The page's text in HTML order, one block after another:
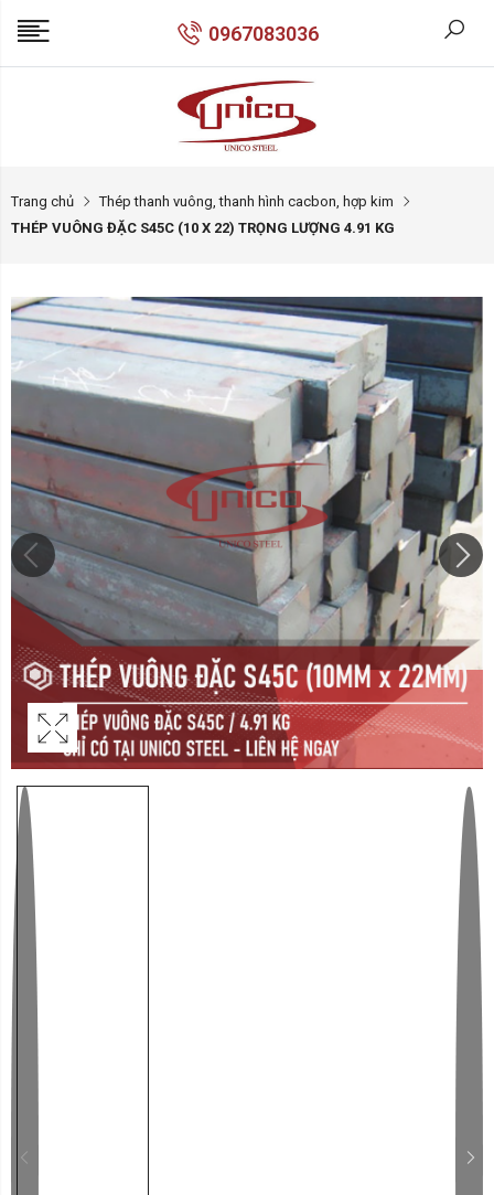
0967083036
Trang chủ
Thép thanh vuông, thanh hình cacbon, hợp kim
THÉP VUÔNG ĐẶC S45C (10 X 22) TRỌNG LƯỢNG 4.91 KG